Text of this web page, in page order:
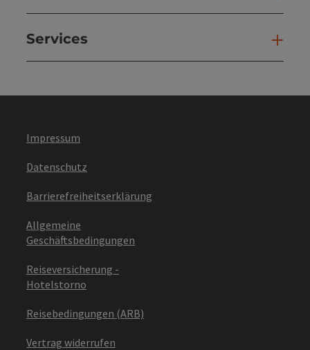
Services
Impressum
Datenschutz
Barrierefreiheitserklärung
Allgemeine
Geschäftsbedingungen
Reiseversicherung -
Hotelstorno
Reisebedingungen (ARB)
Vertrag widerrufen